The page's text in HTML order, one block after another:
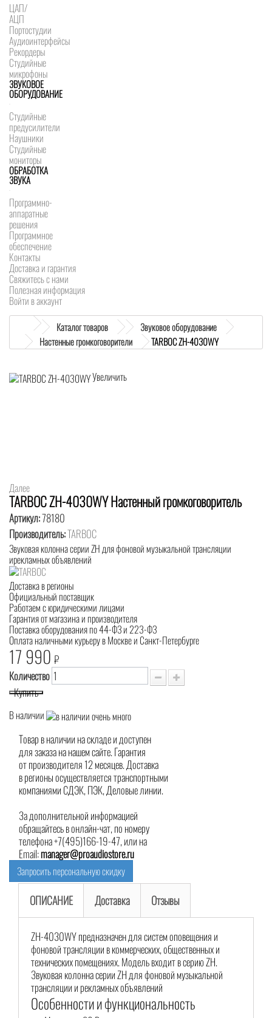
ЦАП/
АЦП
Портостудии
Аудиоинтерфейсы
Рекордеры
Студийные
микрофоны
ЗВУКОВОЕ
ОБОРУДОВАНИЕ
Студийные
предусилители
Наушники
Студийные
мониторы
ОБРАБОТКА
ЗВУКА
Программно-
аппаратные
решения
Программное
обеспечение
Контакты
Доставка и гарантия
Свяжитесь с нами
Полезная информация
Войти в аккаунт
Каталог товаров
Звуковое оборудование
Настенные громкоговорители
TARBOC ZH-4030WY
Увеличить
Далее
TARBOC ZH-4030WY Настенный громкоговоритель
Артикул:78180
Производитель:TARBOC
Звуковая колонна серии ZH для фоновой музыкальной трансляции
ирекламных объявлений
Доставка в регионы
Официальный поставщик
Работаем с юридическими лицами
Гарантия от магазина и производителя
Поставка оборудования по 44-ФЗ и 223-ФЗ
Оплата наличными курьеру в Москве и Санкт-Петербурге
17 990 ₽
Количество
Купить
В наличии
Товар в наличии на складе и доступен
для заказа на нашем сайте. Гарантия
от производителя 12 месяцев. Доставка
в регионы осуществляется транспортными
компаниями СДЭК, ПЭК, Деловые линии.
За дополнительной информацией
обращайтесь в онлайн-чат, по номеру
телефона +7(495)166-19-47, или на
Email:manager@proaudiostore.ru
Запросить персональную скидку
ОПИСАНИЕ Доставка Отзывы
ZH-4030WY предназначен для систем оповещения и
фоновой трансляции в коммерческих, общественных и
технических помещениях. Модель входит в серию ZH.
Звуковая колонна серии ZH для фоновой музыкальной
трансляции и рекламных объявлений
Особенности и функциональность